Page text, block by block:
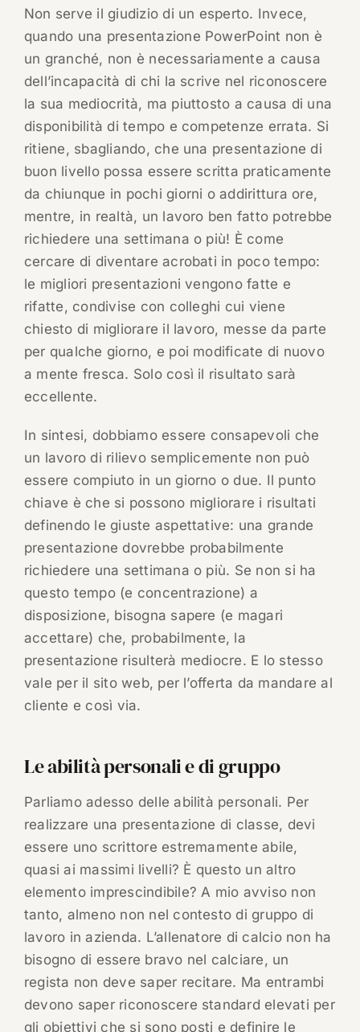
Non serve il giudizio di un esperto. Invece,
quando una presentazione PowerPoint non è
un granché, non è necessariamente a causa
dell’incapacità di chi la scrive nel riconoscere
la sua mediocrità, ma piuttosto a causa di una
disponibilità di tempo e competenze errata. Si
ritiene, sbagliando, che una presentazione di
buon livello possa essere scritta praticamente
da chiunque in pochi giorni o addirittura ore,
mentre, in realtà, un lavoro ben fatto potrebbe
richiedere una settimana o più! È come
cercare di diventare acrobati in poco tempo:
le migliori presentazioni vengono fatte e
rifatte, condivise con colleghi cui viene
chiesto di migliorare il lavoro, messe da parte
per qualche giorno, e poi modificate di nuovo
a mente fresca. Solo così il risultato sarà
eccellente.
In sintesi, dobbiamo essere consapevoli che
un lavoro di rilievo semplicemente non può
essere compiuto in un giorno o due. Il punto
chiave è che si possono migliorare i risultati
definendo le giuste aspettative: una grande
presentazione dovrebbe probabilmente
richiedere una settimana o più. Se non si ha
questo tempo (e concentrazione) a
disposizione, bisogna sapere (e magari
accettare) che, probabilmente, la
presentazione risulterà mediocre. E lo stesso
vale per il sito web, per l’offerta da mandare al
cliente e così via.
Le abilità personali e di gruppo
Parliamo adesso delle abilità personali. Per
realizzare una presentazione di classe, devi
essere uno scrittore estremamente abile,
quasi ai massimi livelli? È questo un altro
elemento imprescindibile? A mio avviso non
tanto, almeno non nel contesto di gruppo di
lavoro in azienda. L’allenatore di calcio non ha
bisogno di essere bravo nel calciare, un
regista non deve saper recitare. Ma entrambi
devono saper riconoscere standard elevati per
gli obiettivi che si sono posti e definire le